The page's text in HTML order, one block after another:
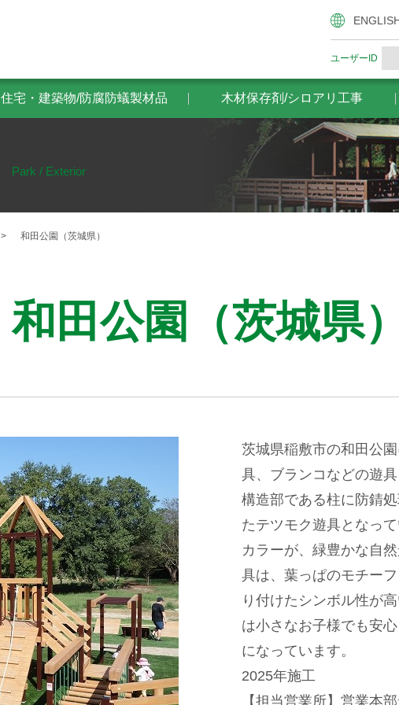
ユーザーID
住宅・建築物/防腐防蟻製材品 木材保存剤/シロアリ工事
Park / Exterior
和田公園（茨城県）
和田公園（茨城県）
茨城県稲敷市の和田公
具、ブランコなどの遊
構造部である柱に防錆
たテツモク遊具となっ
カラーが、緑豊かな自
具は、葉っぱのモチー
り付けたシンボル性が
は小さなお子様でも安
になっています。
2025年施工
【担当営業所】営業本
ザイエンスの木材保存